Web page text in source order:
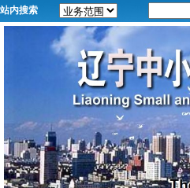
站内搜索